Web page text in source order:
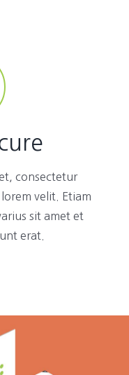
consectetur
velit. Etiam
sit amet et
erat.